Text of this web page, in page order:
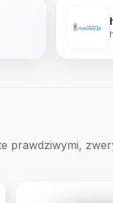
prawdziwymi,